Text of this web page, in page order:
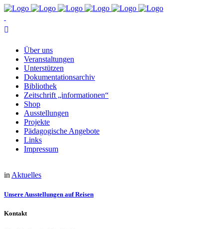
Über uns
Ver­an­stal­tun­gen
Un­ter­stüt­zen
Do­ku­men­ta­ti­ons­ar­chiv
Bi­blio­thek
Zeit­schrift „in­for­ma­tio­nen“
Shop
Aus­stel­lun­gen
Pro­jek­te
Päd­ago­gi­sche Angebote
Links
Im­pres­sum
in Aktuelles
Un­se­re Aus­stel­lun­gen auf Reisen
Kontakt